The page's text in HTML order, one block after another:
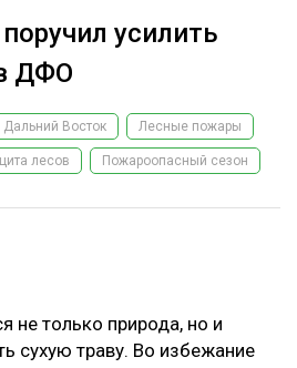
усилить
ДФО
Дальний Восток Лесные пожары
лесов Пожароопасный сезон
не только природа, но и
сухую траву. Во избежание